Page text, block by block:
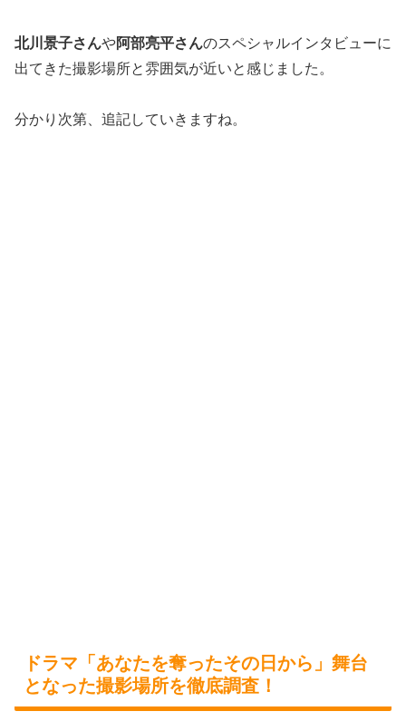
北川景子さんや阿部亮平さんのスペシャルインタビューに
出てきた撮影場所と雰囲気が近いと感じました。
分かり次第、追記していきますね。
ドラマ「あなたを奪ったその日から」舞台
となった撮影場所を徹底調査！